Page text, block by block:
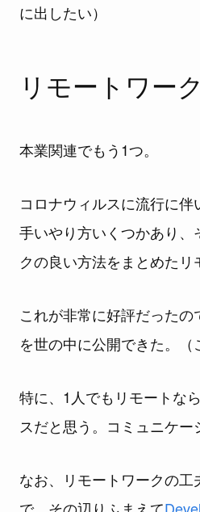
に出したい）
リモートワー
本業関連でもう1つ。
コロナウィルスに流行に
手いやり方いくつかあり
クの良い方法をまとめたリ
これが非常に好評だった
を世の中に公開できた。（
特に、1人でもリモートな
スだと思う。コミュニケー
なお、リモートワークの
で、その辺りふまえて